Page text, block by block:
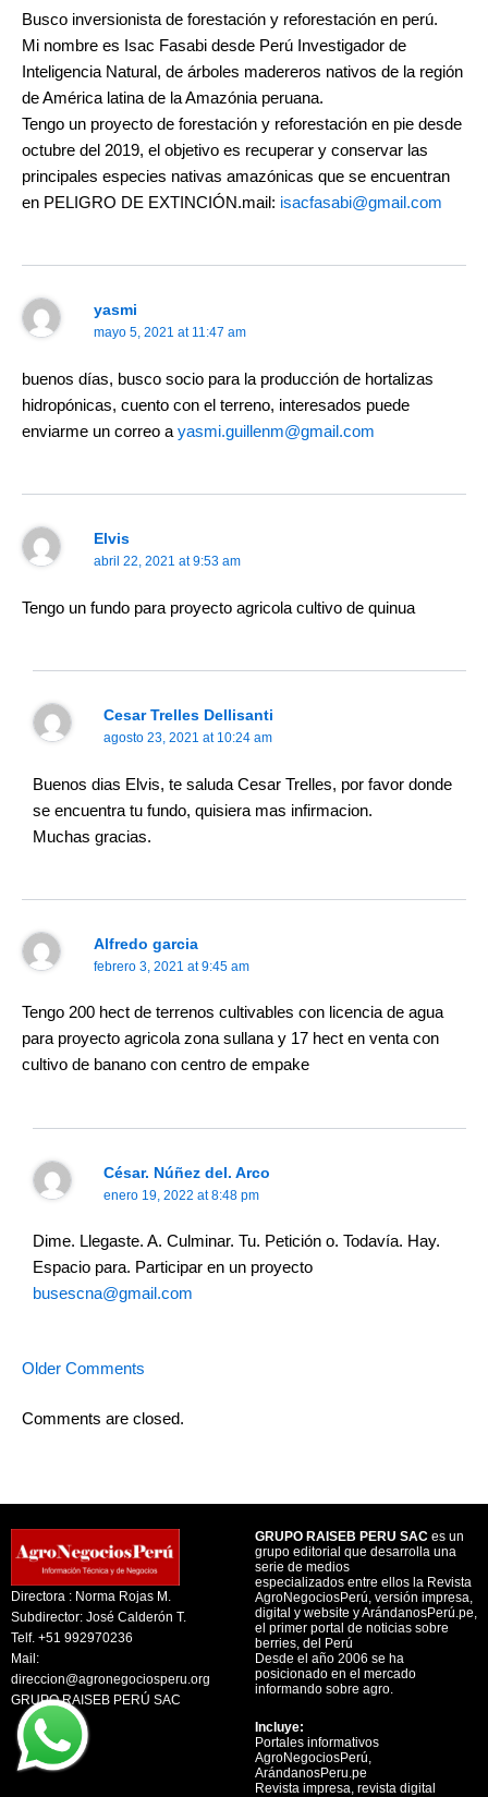
Busco inversionista de forestación y reforestación en perú.
Mi nombre es Isac Fasabi desde Perú Investigador de
Inteligencia Natural, de árboles madereros nativos de la región
de América latina de la Amazónia peruana.
Tengo un proyecto de forestación y reforestación en pie desde
octubre del 2019, el objetivo es recuperar y conservar las
principales especies nativas amazónicas que se encuentran
en PELIGRO DE EXTINCIÓN.mail: isacfasabi@gmail.com
yasmi
mayo 5, 2021 at 11:47 am
buenos días, busco socio para la producción de hortalizas
hidropónicas, cuento con el terreno, interesados puede
enviarme un correo a yasmi.guillenm@gmail.com
Elvis
abril 22, 2021 at 9:53 am
Tengo un fundo para proyecto agricola cultivo de quinua
Cesar Trelles Dellisanti
agosto 23, 2021 at 10:24 am
Buenos dias Elvis, te saluda Cesar Trelles, por favor donde
se encuentra tu fundo, quisiera mas infirmacion.
Muchas gracias.
Alfredo garcia
febrero 3, 2021 at 9:45 am
Tengo 200 hect de terrenos cultivables con licencia de agua
para proyecto agricola zona sullana y 17 hect en venta con
cultivo de banano con centro de empake
César. Núñez del. Arco
enero 19, 2022 at 8:48 pm
Dime. Llegaste. A. Culminar. Tu. Petición o. Todavía. Hay.
Espacio para. Participar en un proyecto
busescna@gmail.com
Older Comments
Comments are closed.
Directora : Norma Rojas M.
Subdirector: José Calderón T.
Telf. +51 992970236
Mail:
direccion@agronegociosperu.org
GRUPO RAISEB PERÚ SAC
GRUPO RAISEB PERU SAC es un
grupo editorial que desarrolla una
serie de medios
especializados entre ellos la Revista
AgroNegociosPerú, versión impresa,
digital y website y ArándanosPerú.pe,
el primer portal de noticias sobre
berries, del Perú
Desde el año 2006 se ha
posicionado en el mercado
informando sobre agro.
Incluye:
Portales informativos
AgroNegociosPerú,
ArándanosPeru.pe
Revista impresa, revista digital